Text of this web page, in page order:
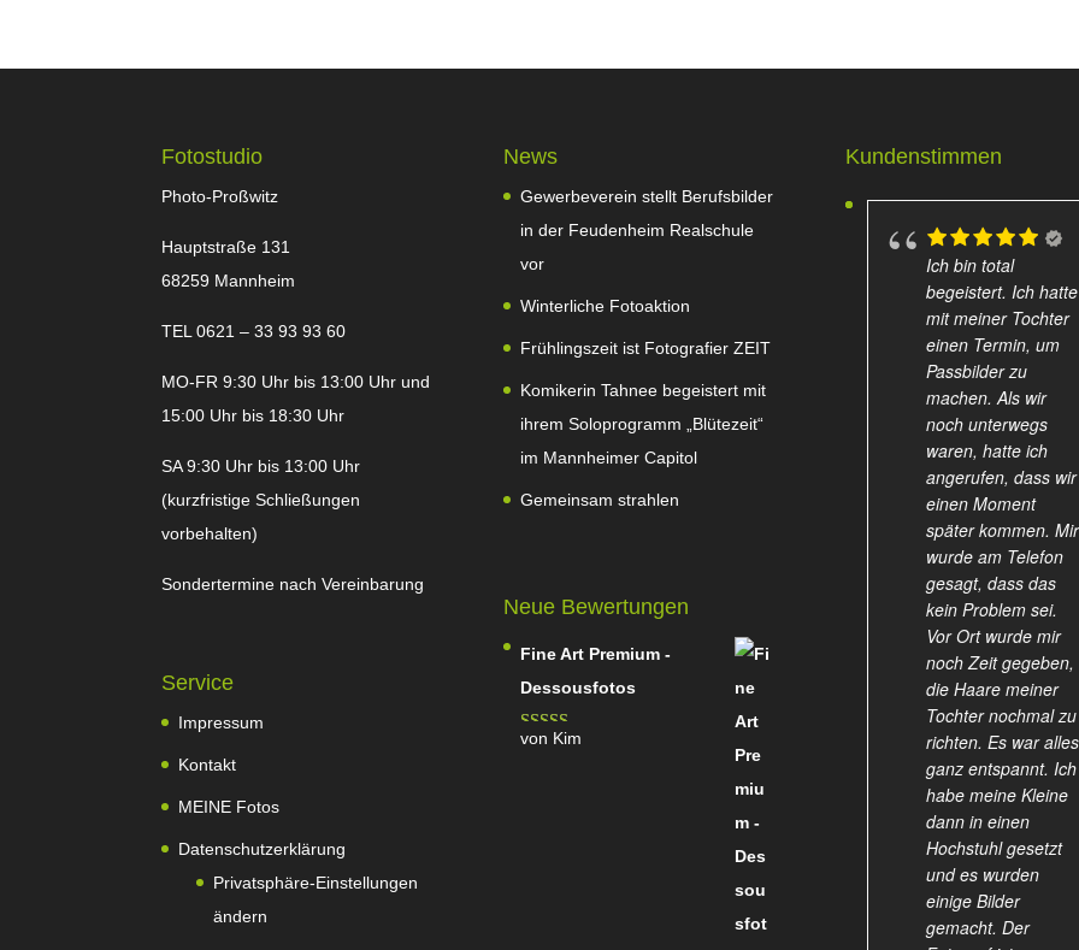
Fotostudio
Photo-Proßwitz
Hauptstraße 131
68259 Mannheim
TEL 0621 – 33 93 93 60
MO-FR 9:30 Uhr bis 13:00 Uhr und
15:00 Uhr bis 18:30 Uhr
SA 9:30 Uhr bis 13:00 Uhr
(kurzfristige Schließungen
vorbehalten)
Sondertermine nach Vereinbarung
Service
Impressum
Kontakt
MEINE Fotos
Datenschutzerklärung
Privatsphäre-Einstellungen
ändern
News
Gewerbeverein stellt Berufsbilder
in der Feudenheim Realschule
vor
Winterliche Fotoaktion
Frühlingszeit ist Fotografier ZEIT
Komikerin Tahnee begeistert mit
ihrem Soloprogramm „Blütezeit“
im Mannheimer Capitol
Gemeinsam strahlen
Neue Bewertungen
Fine Art Premium -
Dessousfotos
Bewertet
von Kim
Kundenstimmen
Ich bin total
begeistert. Ich hatte
mit meiner Tochter
einen Termin, um
Passbilder zu
machen. Als wir
noch unterwegs
waren, hatte ich
angerufen, dass wir
einen Moment
später kommen. Mir
wurde am Telefon
gesagt, dass das
kein Problem sei.
Vor Ort wurde mir
noch Zeit gegeben,
die Haare meiner
Tochter nochmal zu
richten. Es war alles
ganz entspannt. Ich
habe meine Kleine
dann in einen
Hochstuhl gesetzt
und es wurden
einige Bilder
gemacht. Der